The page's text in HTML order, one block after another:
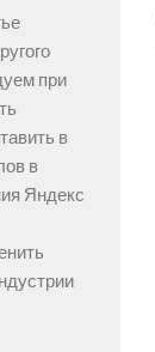
при
в
в
Яндекс